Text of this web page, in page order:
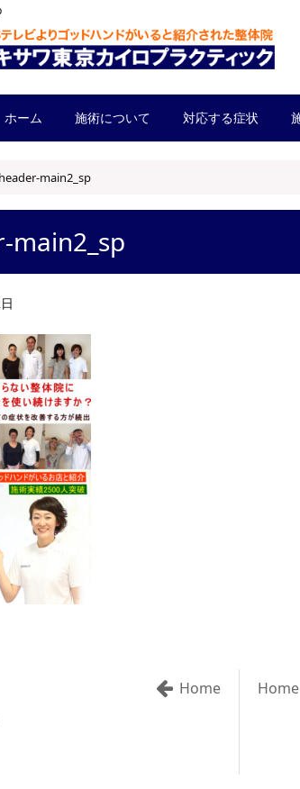
ホーム 施術について 対応する症状
header-main2_sp
main2_sp
Home
Home